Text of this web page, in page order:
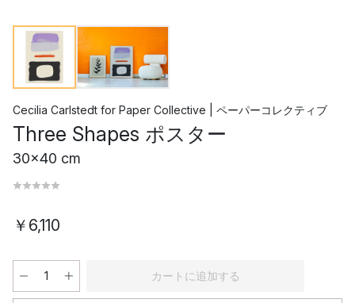
Cecilia Carlstedt for Paper Collective | ペーパーコレクティブ
Three Shapes ポスター
30x40 cm
￥6,110
カートに追加する